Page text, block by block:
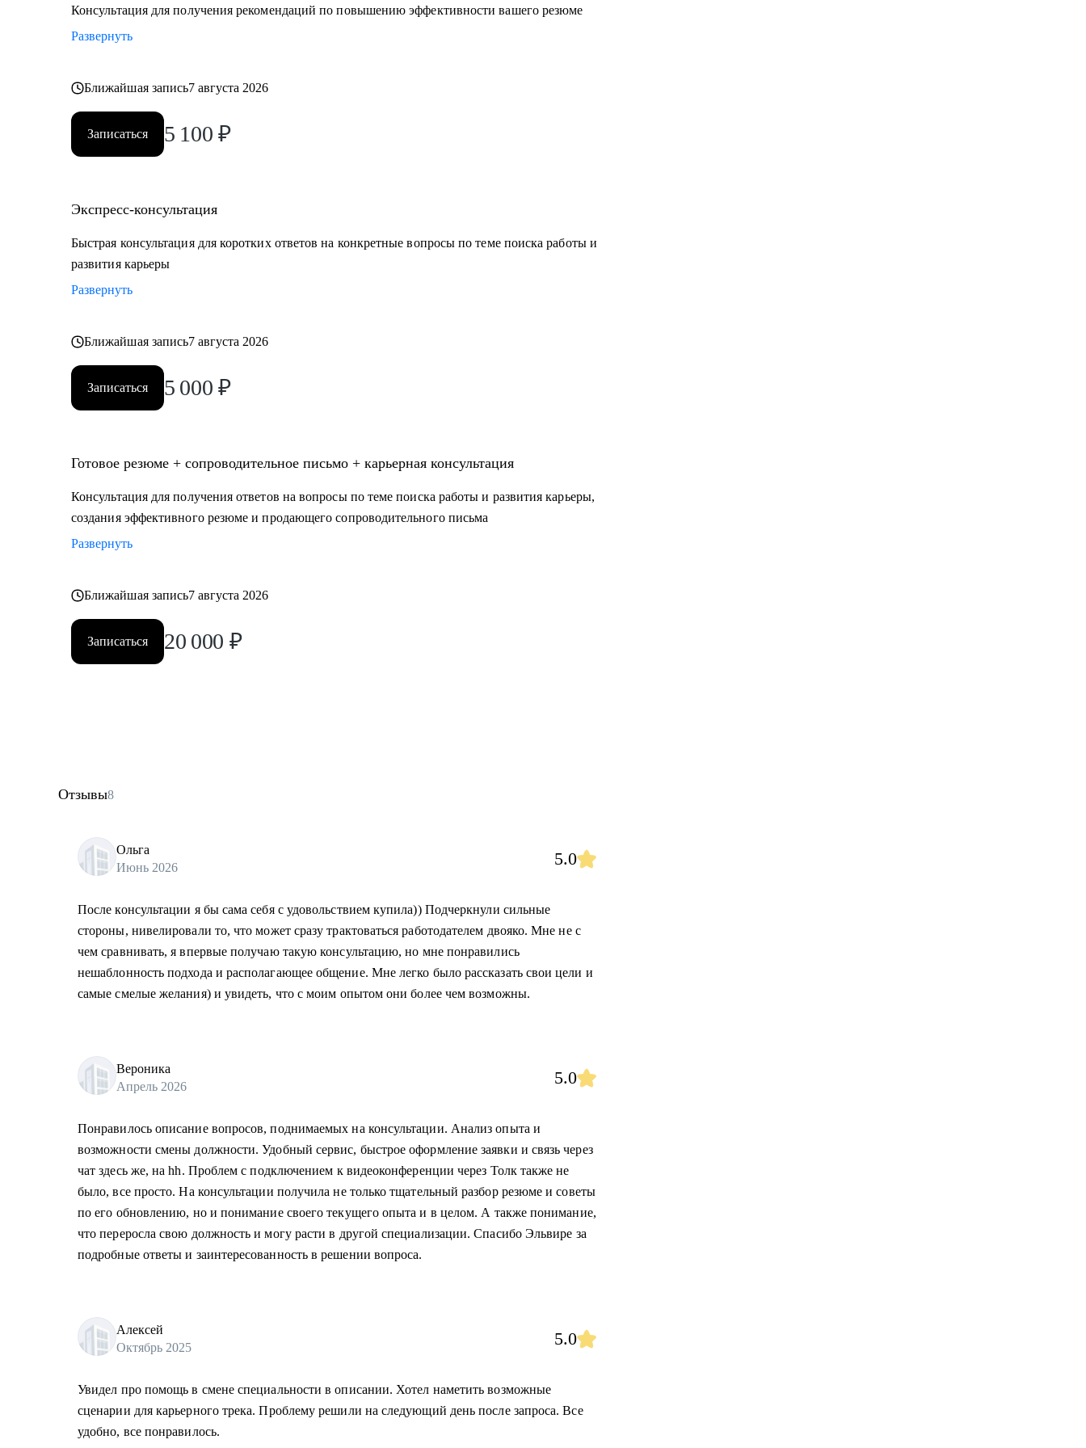
• E-commerce
Обращаю внимание, что специализируюсь только на российском рынке поиска работы.
Консультация для получения рекомендаций по повышению эффективности вашего резюме
Развернуть
Ближайшая запись7 августа 2026
Записаться 5 100 ₽
Экспресс-консультация
Быстрая консультация для коротких ответов на конкретные вопросы по теме поиска работы и
развития карьеры
Развернуть
Ближайшая запись7 августа 2026
Записаться 5 000 ₽
Готовое резюме + сопроводительное письмо + карьерная консультация
Консультация для получения ответов на вопросы по теме поиска работы и развития карьеры,
создания эффективного резюме и продающего сопроводительного письма
Развернуть
Ближайшая запись7 августа 2026
Записаться 20 000 ₽
Отзывы8
Ольга
Июнь 2026
5.0
После консультации я бы сама себя с удовольствием купила)) Подчеркнули сильные
стороны, нивелировали то, что может сразу трактоваться работодателем двояко. Мне не с
чем сравнивать, я впервые получаю такую консультацию, но мне понравились
нешаблонность подхода и располагающее общение. Мне легко было рассказать свои цели и
самые смелые желания) и увидеть, что с моим опытом они более чем возможны.
Вероника
Апрель 2026
5.0
Понравилось описание вопросов, поднимаемых на консультации. Анализ опыта и
возможности смены должности. Удобный сервис, быстрое оформление заявки и связь через
чат здесь же, на hh. Проблем с подключением к видеоконференции через Толк также не
было, все просто. На консультации получила не только тщательный разбор резюме и советы
по его обновлению, но и понимание своего текущего опыта и в целом. А также понимание,
что переросла свою должность и могу расти в другой специализации. Спасибо Эльвире за
подробные ответы и заинтересованность в решении вопроса.
Алексей
Октябрь 2025
5.0
Увидел про помощь в смене специальности в описании. Хотел наметить возможные
сценарии для карьерного трека. Проблему решили на следующий день после запроса. Все
удобно, все понравилось.